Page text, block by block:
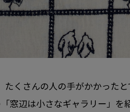
たくさんの人の手がかかった
「窓辺は小さなギャラリー」